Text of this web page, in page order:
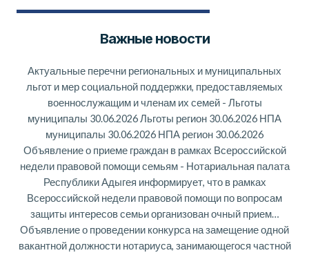
Важные новости
Актуальные перечни региональных и муниципальных
льгот и мер социальной поддержки, предоставляемых
военнослужащим и членам их семей - Льготы
муниципалы 30.06.2026 Льготы регион 30.06.2026 НПА
муниципалы 30.06.2026 НПА регион 30.06.2026
Объявление о приеме граждан в рамках Всероссийской
недели правовой помощи семьям - Нотариальная палата
Республики Адыгея информирует, что в рамках
Всероссийской недели правовой помощи по вопросам
защиты интересов семьи организован очный прием…
Объявление о проведении конкурса на замещение одной
вакантной должности нотариуса, занимающегося частной